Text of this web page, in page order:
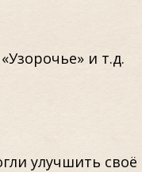
и т.д.
улучшить своё